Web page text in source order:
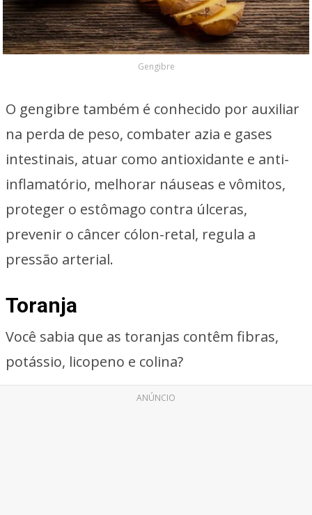
Gengibre
O gengibre também é conhecido por auxiliar
na perda de peso, combater azia e gases
intestinais, atuar como antioxidante e anti-
inflamatório, melhorar náuseas e vômitos,
proteger o estômago contra úlceras,
prevenir o câncer cólon-retal, regula a
pressão arterial.
Toranja
Você sabia que as toranjas contêm fibras,
potássio, licopeno e colina?
ANÚNCIO